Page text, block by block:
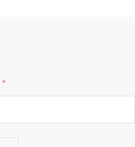
*